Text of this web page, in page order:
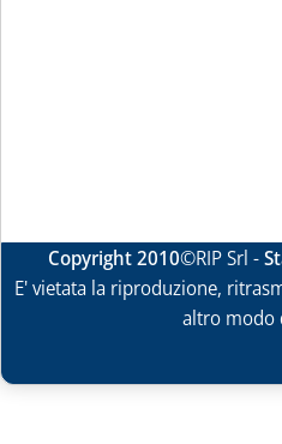
Copyright 2010©RIP Srl -
E' vietata la riproduzione,
altro modo